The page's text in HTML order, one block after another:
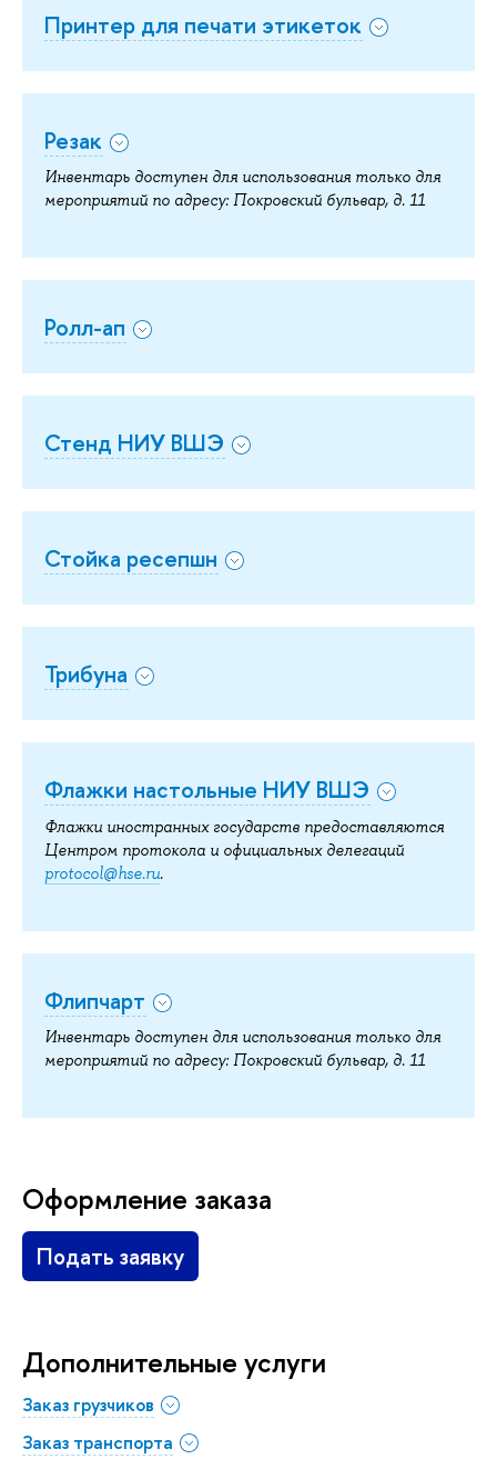
Принтер для печати этикеток
Резак
Инвентарь доступен для использования только для
мероприятий по адресу: Покровский бульвар, д. 11
Ролл-ап
Стенд НИУ ВШЭ
Стойка ресепшн
Трибуна
Флажки настольные НИУ ВШЭ
Флажки иностранных государств предоставляются
Центром протокола и официальных делегаций
protocol@hse.ru.
Флипчарт
Инвентарь доступен для использования только для
мероприятий по адресу: Покровский бульвар, д. 11
Оформление заказа
Подать заявку
Дополнительные услуги
Заказ грузчиков
Заказ транспорта